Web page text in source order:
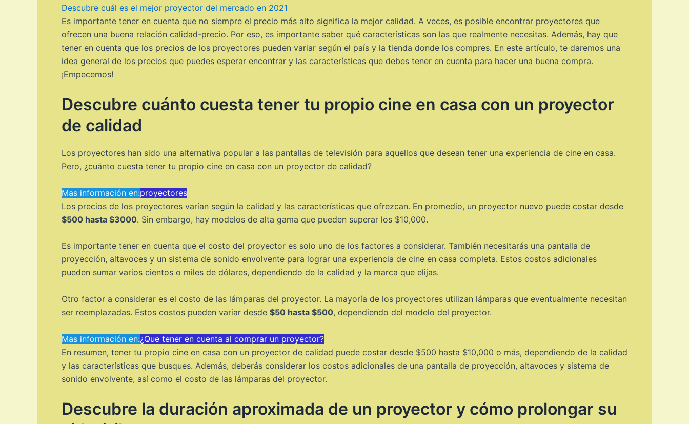
Descubre cuál es el mejor proyector del mercado en 2021
Es importante tener en cuenta que no siempre el precio más alto significa la mejor calidad. A veces, es posible encontrar proyectores que
ofrecen una buena relación calidad-precio. Por eso, es importante saber qué características son las que realmente necesitas. Además, hay que
tener en cuenta que los precios de los proyectores pueden variar según el país y la tienda donde los compres. En este artículo, te daremos una
idea general de los precios que puedes esperar encontrar y las características que debes tener en cuenta para hacer una buena compra.
¡Empecemos!
Descubre cuánto cuesta tener tu propio cine en casa con un proyector
de calidad
Los proyectores han sido una alternativa popular a las pantallas de televisión para aquellos que desean tener una experiencia de cine en casa.
Pero, ¿cuánto cuesta tener tu propio cine en casa con un proyector de calidad?
Mas información en:proyectores
Los precios de los proyectores varían según la calidad y las características que ofrezcan. En promedio, un proyector nuevo puede costar desde
$500 hasta $3000. Sin embargo, hay modelos de alta gama que pueden superar los $10,000.
Es importante tener en cuenta que el costo del proyector es solo uno de los factores a considerar. También necesitarás una pantalla de
proyección, altavoces y un sistema de sonido envolvente para lograr una experiencia de cine en casa completa. Estos costos adicionales
pueden sumar varios cientos o miles de dólares, dependiendo de la calidad y la marca que elijas.
Otro factor a considerar es el costo de las lámparas del proyector. La mayoría de los proyectores utilizan lámparas que eventualmente necesitan
ser reemplazadas. Estos costos pueden variar desde $50 hasta $500, dependiendo del modelo del proyector.
Mas información en:¿Que tener en cuenta al comprar un proyector?
En resumen, tener tu propio cine en casa con un proyector de calidad puede costar desde $500 hasta $10,000 o más, dependiendo de la calidad
y las características que busques. Además, deberás considerar los costos adicionales de una pantalla de proyección, altavoces y sistema de
sonido envolvente, así como el costo de las lámparas del proyector.
Descubre la duración aproximada de un proyector y cómo prolongar su